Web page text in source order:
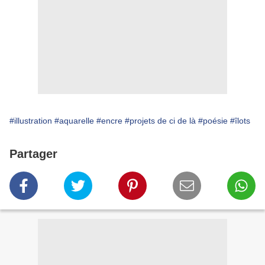
#illustration #aquarelle #encre #projets de ci de là #poésie #îlots
Partager